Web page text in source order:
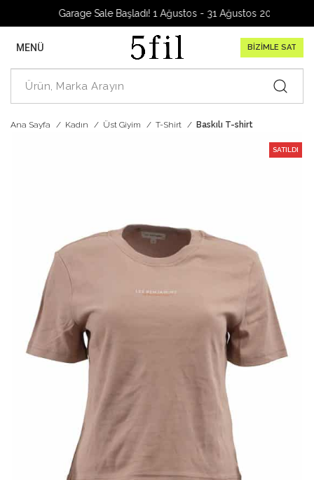
Garage Sale Başladı! 1 Ağustos - 31 Ağustos 2026
MENÜ BİZİMLE SAT
Ana Sayfa Kadın Üst Giyim T-Shirt Baskılı T-shirt
SATILDI